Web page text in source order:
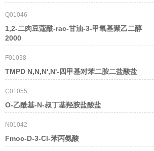
Q01046
1,2-二肉豆蔻酰-rac-甘油-3-甲氧基聚乙二醇
2000
F01038
TMPD N,N,N',N'-四甲基对苯二胺二盐酸盐
C01055
O-乙酰基-N-叔丁基羟胺盐酸盐
N01042
Fmoc-D-3-Cl-苯丙氨酸